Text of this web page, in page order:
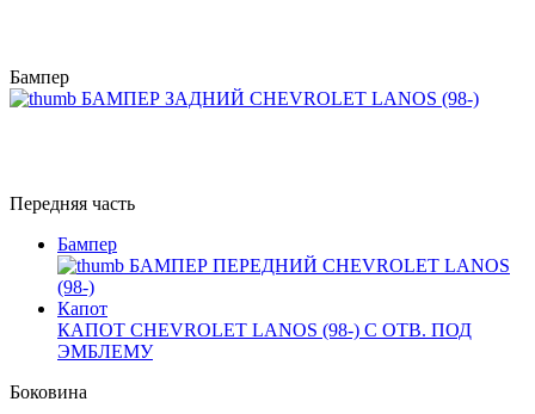
Бампер
БАМПЕР ЗАДНИЙ CHEVROLET LANOS (98-)
Передняя часть
Бампер
БАМПЕР ПЕРЕДНИЙ CHEVROLET LANOS
(98-)
Капот
КАПОТ CHEVROLET LANOS (98-) С ОТВ. ПОД
ЭМБЛЕМУ
Боковина